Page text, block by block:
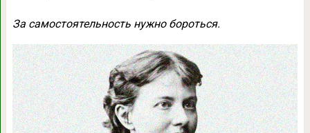
За самостоятельность нужно бороться.